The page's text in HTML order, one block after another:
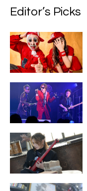
Editor’s Picks